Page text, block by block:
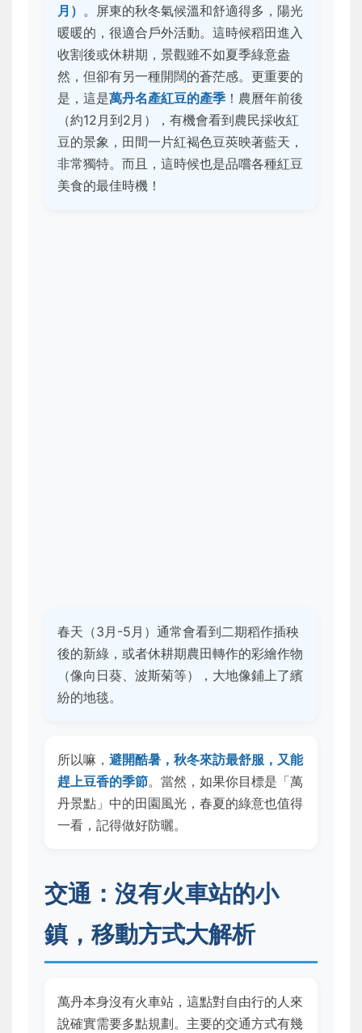
月） 。屏東的秋冬氣候溫和舒適得多，陽光
暖暖的，很適合戶外活動。這時候稻田進入
收割後或休耕期，景觀雖不如夏季綠意盎
然，但卻有另一種開闊的蒼茫感。更重要的
是，這是萬丹名產紅豆的產季 ！農曆年前後
（約12月到2月），有機會看到農民採收紅
豆的景象，田間一片紅褐色豆莢映著藍天，
非常獨特。而且，這時候也是品嚐各種紅豆
美食的最佳時機！
春天（3月-5月）通常會看到二期稻作插秧
後的新綠，或者休耕期農田轉作的彩繪作物
（像向日葵、波斯菊等），大地像鋪上了繽
紛的地毯。
所以嘛， 避開酷暑，秋冬來訪最舒服，又能
趕上豆香的季節。當然，如果你目標是「萬
丹景點」中的田園風光，春夏的綠意也值得
一看，記得做好防曬。
交通：沒有火車站的小
鎮，移動方式大解析
萬丹本身沒有火車站，這點對自由行的人來
說確實需要多點規劃。主要的交通方式有幾